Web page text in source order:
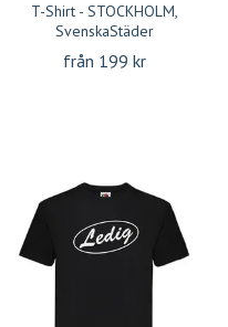
T-Shirt - STOCKHOLM,
SvenskaStäder
från 199 kr